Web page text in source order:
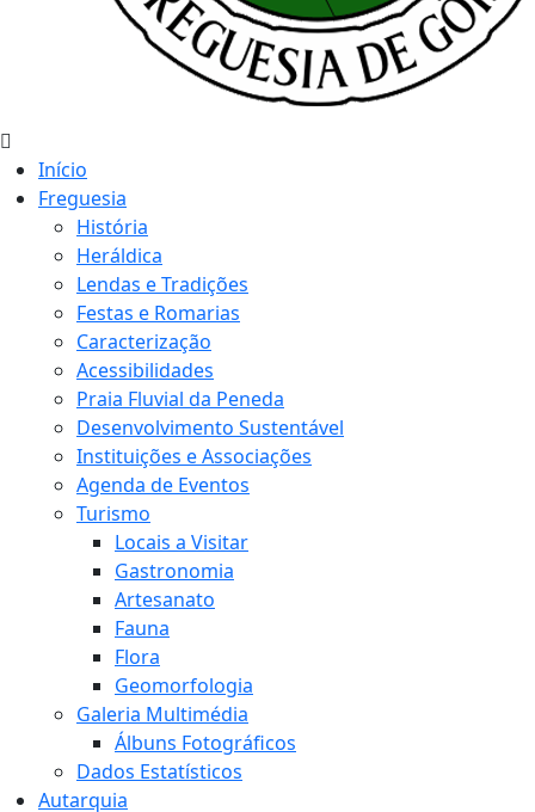
Início
Freguesia
História
Heráldica
Lendas e Tradições
Festas e Romarias
Caracterização
Acessibilidades
Praia Fluvial da Peneda
Desenvolvimento Sustentável
Instituições e Associações
Agenda de Eventos
Turismo
Locais a Visitar
Gastronomia
Artesanato
Fauna
Flora
Geomorfologia
Galeria Multimédia
Álbuns Fotográficos
Dados Estatísticos
Autarquia